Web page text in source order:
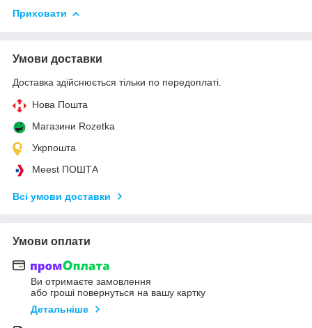
Приховати
Умови доставки
Доставка здійснюється тільки по передоплаті.
Нова Пошта
Магазини Rozetka
Укрпошта
Meest ПОШТА
Всі умови доставки
Умови оплати
Ви отримаєте замовлення
або гроші повернуться на вашу картку
Детальніше